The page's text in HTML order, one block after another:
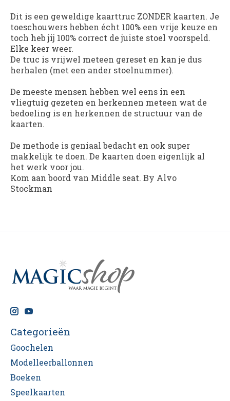
Dit is een geweldige kaarttruc ZONDER kaarten. Je
toeschouwers hebben écht 100% een vrije keuze en
toch heb jij 100% correct de juiste stoel voorspeld.
Elke keer weer.
De truc is vrijwel meteen gereset en kan je dus
herhalen (met een ander stoelnummer).
De meeste mensen hebben wel eens in een
vliegtuig gezeten en herkennen meteen wat de
bedoeling is en herkennen de structuur van de
kaarten.
De methode is geniaal bedacht en ook super
makkelijk te doen. De kaarten doen eigenlijk al
het werk voor jou.
Kom aan boord van Middle seat. By Alvo
Stockman
Categorieën
Goochelen
Modelleerballonnen
Boeken
Speelkaarten